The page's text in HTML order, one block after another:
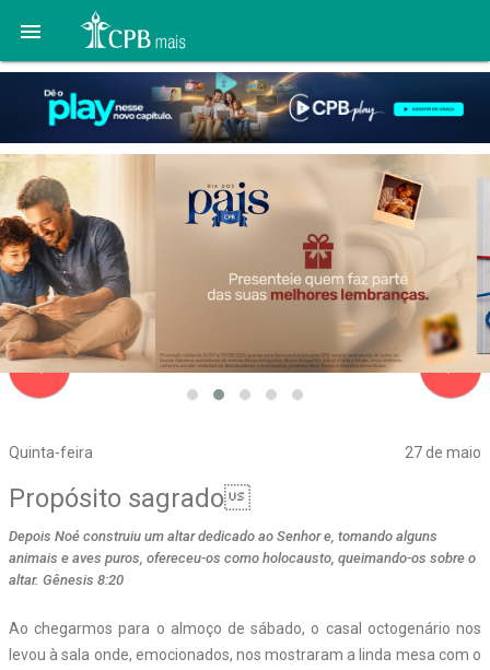

Quinta-feira 27 de maio
navigate_before
Propósito sagrado
Depois Noé construiu um altar dedicado ao Senhor e, tomando alguns
animais e aves puros, ofereceu-os como holocausto, queimando-os sobre o
altar. Gênesis 8:20
Ao chegarmos para o almoço de sábado, o casal octogenário nos
levou à sala onde, emocionados, nos mostraram a linda mesa com o
navigate_next